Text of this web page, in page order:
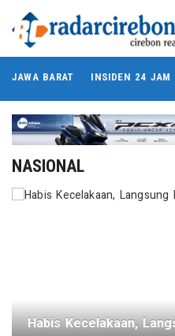
JAWA BARAT INSIDEN 24 JAM
NASIONAL
Habis Kecelakaan,